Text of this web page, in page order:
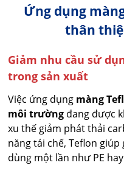
Ứng dụng
thân
Giảm nhu cầu sử
trong sản xuất
Việc ứng dụng màng
môi trường đang được
xu thế giảm phát thải
năng tái chế, Teflon
dùng một lần như PE hay